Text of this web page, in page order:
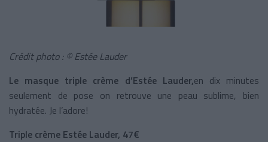
Crédit photo : © Estée Lauder
Le masque triple crème d’Estée Lauder,en dix minutes
seulement de pose on retrouve une peau sublime, bien
hydratée. Je l’adore!
Triple crème Estée Lauder, 47€